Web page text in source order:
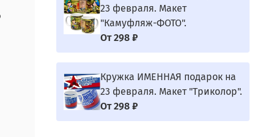
23 февраля. Макет
"Камуфляж-ФОТО".
От 298 ₽
Кружка ИМЕННАЯ подарок на
23 февраля. Макет "Триколор".
От 298 ₽